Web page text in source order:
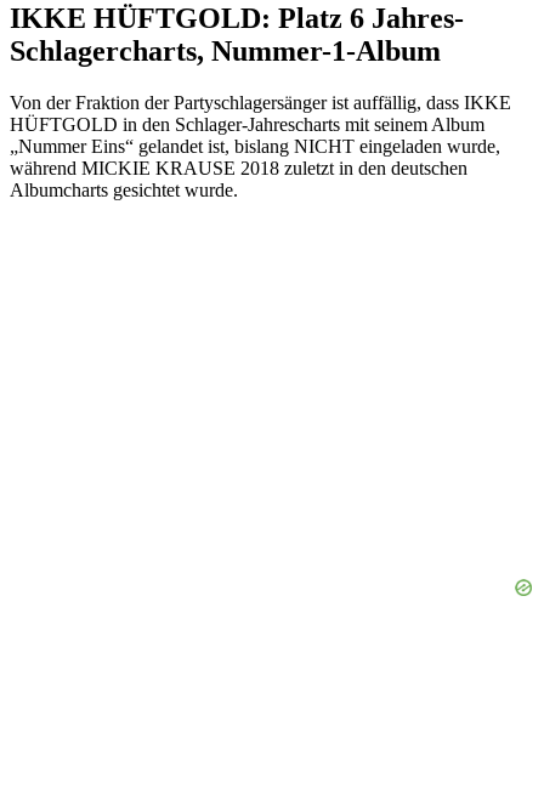
IKKE HÜFTGOLD: Platz 6 Jahres-
Schlagercharts, Nummer-1-Album
Von der Fraktion der Partyschlagersänger ist auffällig, dass IKKE
HÜFTGOLD in den Schlager-Jahrescharts mit seinem Album
„Nummer Eins“ gelandet ist, bislang NICHT eingeladen wurde,
während MICKIE KRAUSE 2018 zuletzt in den deutschen
Albumcharts gesichtet wurde.